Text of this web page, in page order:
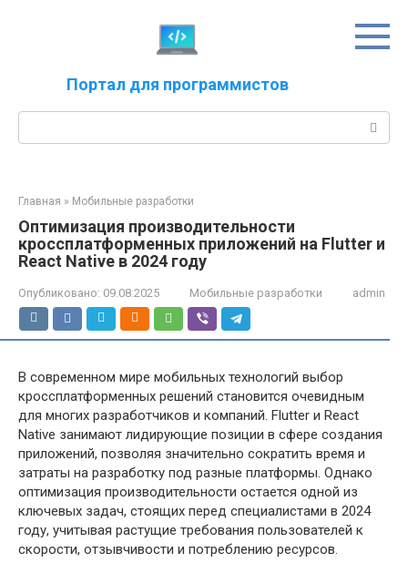
Портал для программистов
Главная » Мобильные разработки
Оптимизация производительности
кроссплатформенных приложений на Flutter и
React Native в 2024 году
Опубликовано: 09.08.2025 Мобильные разработки admin
В современном мире мобильных технологий выбор
кроссплатформенных решений становится очевидным
для многих разработчиков и компаний. Flutter и React
Native занимают лидирующие позиции в сфере создания
приложений, позволяя значительно сократить время и
затраты на разработку под разные платформы. Однако
оптимизация производительности остается одной из
ключевых задач, стоящих перед специалистами в 2024
году, учитывая растущие требования пользователей к
скорости, отзывчивости и потреблению ресурсов.